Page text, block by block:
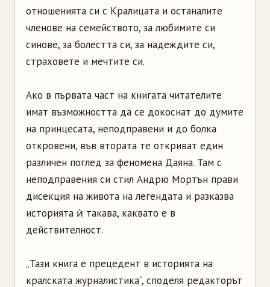
отношенията си с Кралицата и останалите
членове на семейството, за любимите си
синове, за болестта си, за надеждите си,
страховете и мечтите си.
Ако в първата част на книгата читателите
имат възможността да се докоснат до думите
на принцесата, неподправени и до болка
откровени, във втората те откриват един
различен поглед за феномена Даяна. Там с
неподправения си стил Андрю Мортън прави
дисекция на живота на легендата и разказва
историята ѝ такава, каквато е в
действителност.
„Тази книга е прецедент в историята на
кралската журналистика“, споделя редакторът